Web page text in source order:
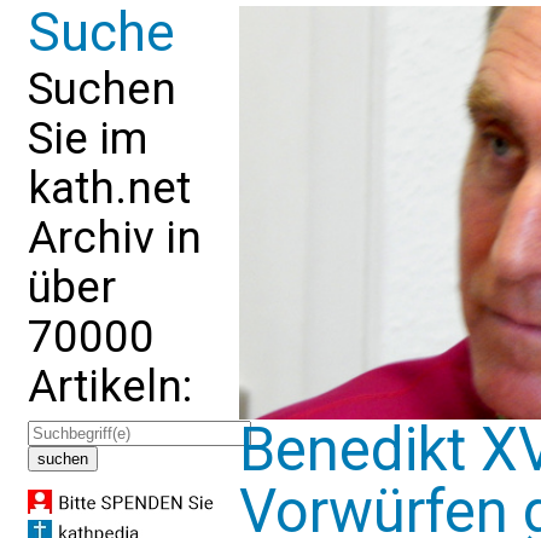
Suche
Suchen
Sie im
kath.net
Archiv in
über
70000
Artikeln:
Benedikt
Vorwürfen